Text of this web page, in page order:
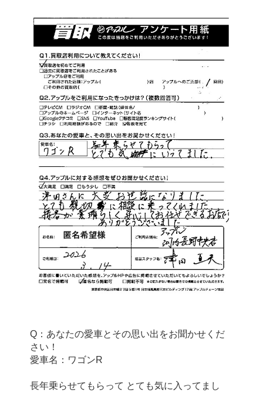
Q：あなたの愛車とその思い出をお聞かせくだ
さい！
愛車名：ワゴンR
長年乗らせてもらって とても気に入ってまし